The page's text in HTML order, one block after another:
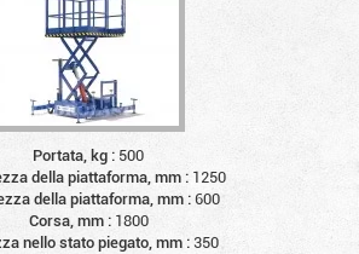
Portata, kg : 500
della piattaforma, mm : 1250
della piattaforma, mm :600
Corsa, mm : 1800
nello stato piegato, mm :350